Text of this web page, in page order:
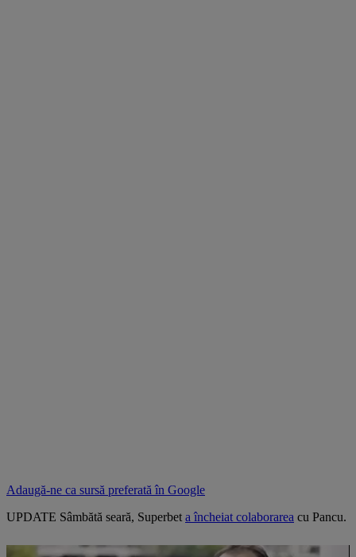
Adaugă-ne ca sursă preferată în Google
UPDATE Sâmbătă seară, Superbet a încheiat colaborarea cu Pancu.